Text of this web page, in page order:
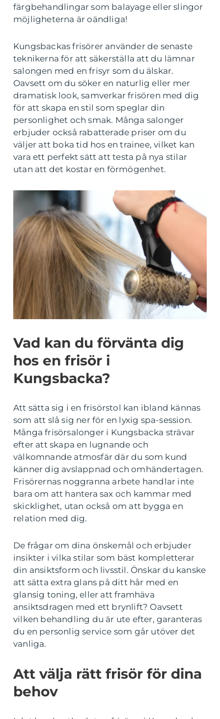
färgbehandlingar som balayage eller slingor
möjligheterna är oändliga!
Kungsbackas frisörer använder de senaste
teknikerna för att säkerställa att du lämnar
salongen med en frisyr som du älskar.
Oavsett om du söker en naturlig eller mer
dramatisk look, samverkar frisören med dig
för att skapa en stil som speglar din
personlighet och smak. Många salonger
erbjuder också rabatterade priser om du
väljer att boka tid hos en trainee, vilket kan
vara ett perfekt sätt att testa på nya stilar
utan att det kostar en förmögenhet.
Vad kan du förvänta dig
hos en frisör i
Kungsbacka?
Att sätta sig i en frisörstol kan ibland kännas
som att slå sig ner för en lyxig spa-session.
Många frisörsalonger i Kungsbacka strävar
efter att skapa en lugnande och
välkomnande atmosfär där du som kund
känner dig avslappnad och omhändertagen.
Frisörernas noggranna arbete handlar inte
bara om att hantera sax och kammar med
skicklighet, utan också om att bygga en
relation med dig.
De frågar om dina önskemål och erbjuder
insikter i vilka stilar som bäst kompletterar
din ansiktsform och livsstil. Önskar du kanske
att sätta extra glans på ditt hår med en
glansig toning, eller att framhäva
ansiktsdragen med ett brynlift? Oavsett
vilken behandling du är ute efter, garanteras
du en personlig service som går utöver det
vanliga.
Att välja rätt frisör för dina
behov